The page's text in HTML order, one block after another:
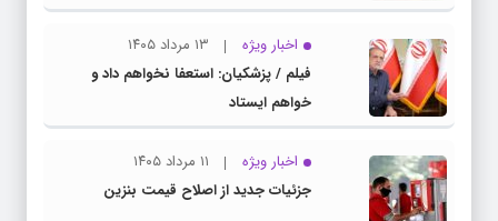
اخبار ویژه
۱۳ مرداد ۱۴۰۵
فیلم / پزشکیان: استعفا نخواهم داد و
خواهم ایستاد
اخبار ویژه
۱۱ مرداد ۱۴۰۵
جزئیات جدید از اصلاح قیمت بنزین